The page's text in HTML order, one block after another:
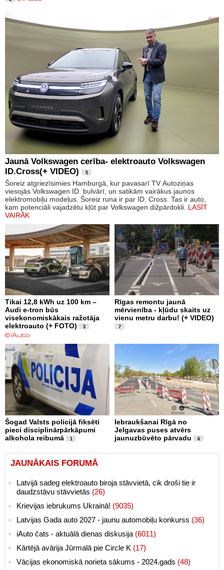
Jaunā Volkswagen cerība- elektroauto Volkswagen
ID.Cross(+ VIDEO)
5
Šoreiz atgriezīsimies Hamburgā, kur pavasarī TV Autoziņas
viesojās Volkswagen ID. bulvārī, un satikām vairākus jaunos
elektromobiļu modeļus. Šoreiz runa ir par ID. Cross. Tas ir auto,
kam potenciāli vajadzētu kļūt par Volkswagen dižpārdokli. LASĪT
VAIRĀK
Tikai 12,8 kWh uz 100 km –
Audi e-tron būs
visekonomiskākais ražotāja
elektroauto (+ FOTO)
3
Rīgas remontu jaunā
mērvienība - kļūdu skaits uz
vienu metru darbu! (+ VIDEO)
7
Šogad Valsts policijā fiksēti
pieci disciplinārpārkāpumi
alkohola reibumā
1
Iebraukšanai Rīgā no
Jelgavas puses atvērs
jaunuzbūvēto pārvadu
6
JAUNĀKAIS FORUMĀ
Latvijā sadeg elektroauto biroja stāvvietā, cik droši tie ir
daudzstāvu stāvvietās (26)
Krievijas iebrukums Ukrainā! (9035)
Latvijas Gada auto 2027 - jaunu automobiļu konkurss (36)
iAuto čats - aktuālā dienas diskusija (6011)
Kārtējā avārija Jūrmalā pie Circle K (17)
Vācijas ekonomiskā norieta sākums - 2024.gads (48)